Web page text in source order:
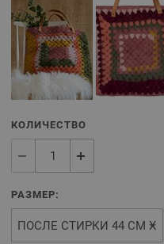
КОЛИЧЕСТВО
РАЗМЕР: